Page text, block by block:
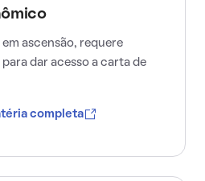
ascensão, requere
dar acesso a carta de
completa